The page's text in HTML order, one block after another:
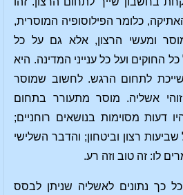
כלומר הפילוסופיה המוסרית,
ומעשי הרצון, אלא גם על כל
החוקים ועל כל ענייני המדינה. היא
לתחום הרגש. לחשוב שמוסר
אשליה. מוסר מתעורר בתחום
דעות מסוימות בנושאים רוחניים;
רצון וביטחון; והדבר השלישי
לו: זה טוב וזה רע.
כך נתונים לאשליה שניתן לבסס